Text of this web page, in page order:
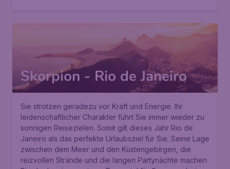
Skorpion - Rio de Janeiro
Sie strotzen geradezu vor Kraft und Energie. Ihr
leidenschaftlicher Charakter führt Sie immer wieder zu
sonnigen Reisezielen. Somit gilt dieses Jahr Rio de
Janeiro als das perfekte Urlaubsziel für Sie. Seine Lage
zwischen dem Meer und den Küstengebirgen, die
reizvollen Strände und die langen Partynächte machen